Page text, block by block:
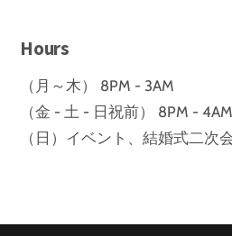
Hours
（月～木） 8PM - 3AM
（金 - 土 - 日祝前） 8PM - 4AM
（日）イベント、結婚式二次